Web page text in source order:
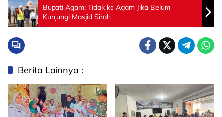
Bupati Agam: Tidak ke Agam Jika Belum
Kunjungi Masjid Sirah
Berita Lainnya :